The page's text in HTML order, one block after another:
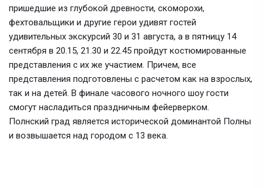
пришедшие из глубокой древности, скоморохи,
фехтовальщики и другие герои удивят гостей
удивительных экскурсий 30 и 31 августа, а в пятницу 14
сентября в 20.15, 21.30 и 22.45 пройдут костюмированные
представления с их же участием. Причем, все
представления подготовлены с расчетом как на взрослых,
так и на детей. В финале часового ночного шоу гости
смогут насладиться праздничным фейерверком.
Полнский град является исторической доминантой Полны
и возвышается над городом с 13 века.